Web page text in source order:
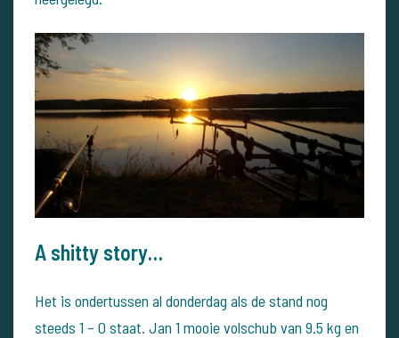
A shitty story…
Het is ondertussen al donderdag als de stand nog
steeds 1 – 0 staat. Jan 1 mooie volschub van 9.5 kg en